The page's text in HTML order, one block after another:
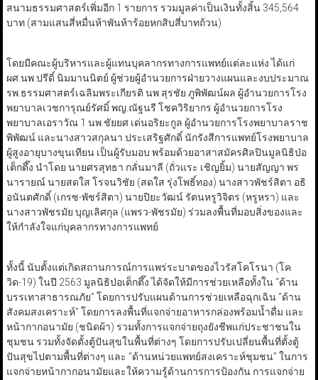
สนามธรรมศาสตร์เพิ่มอีก 1 รายการ รวมมูลค่าเป็นเงินทั้งสิ้น 345,564
บาท (สามแสนสี่หมื่นห้าพันห้าร้อยหกสิบสี่บาทถ้วน)
โดยมีคณะผู้บริหารและผู้แทนบุคลากรทางการแพทย์แต่ละแห่ง ได้แก่
ผศ.นพ.ปรีดิ์ นิมมานนิตย์ ผู้ช่วยผู้อำนวยการฝ่ายวางแผนและงบประมาณ
รพ.ธรรมศาสตร์เฉลิมพระเกียรติ นพ.สุรชัย ภูพิพัฒน์ผล ผู้อำนวยการโรง
พยาบาลเวชการุณย์รัศมิ์ พญ.ณัฐนรี โชควิริยากร ผู้อำนวยการโรง
พยาบาลเอราวัณ 1 นพ.ชัยยศ เด่นอริยะกูล ผู้อำนวยการโรงพยาบาลราช
พิพัฒน์ และนางสาวสกุลนา ประเสริฐศักดิ์ นักรังสีการแพทย์โรงพยาบาล
ผู้สูงอายุบางขุนเทียน เป็นผู้รับมอบ พร้อมด้วยอาสาสมัครศิลปินมูลนิธิป่อ
เต็กตึ๊ง นำโดย นายศรสุทธา กลั่นมาลี (ถั่วแระ เชิญยิ้ม) นายสัญญา พร
นารายณ์ นายสดใส โรจนวิชัย (สดใส รุ่งโพธิ์ทอง) นางสาวพัชร์สิตา อธิ
อนันตศักดิ์ (เกรซ-พัชร์สิตา) นายปิยะวัฒน์ รัตนหรูวิจิตร (หรูหรา) และ
นางสาวพัชรมัย บุญเลิศกุล (แพรว-พัชรมัย) ร่วมลงพื้นที่มอบสิ่งของและ
ให้กำลังใจแก่บุคลากรทางการแพทย์
ทั้งนี้ นับตั้งแต่เกิดสถานการณ์การแพร่ระบาดของไวรัสโคโรนา (โค
วิด-19) ในปี 2563 มูลนิธิป่อเต็กตึ๊ง ได้จัดให้มีการช่วยเหลือทั้งใน “ด้าน
บรรเทาสาธารณภัย” โดยการปรับแผนด้านการช่วยเหลือฉุกเฉิน “ด้าน
สังคมสงเคราะห์” โดยการลงพื้นที่แจกจ่ายอาหารกล่องพร้อมน้ำดื่ม และ
หน้ากากอนามัย (ชนิดผ้า) รวมทั้งการแจกจ่ายถุงยังชีพแก่ประชาชนใน
ชุมชน รวมทั้งจัดตั้งตู้ปันสุขในพื้นที่ต่างๆ โดยการปรับเปลี่ยนพื้นที่ตั้งตู้
ปันสุขไปตามพื้นที่ต่างๆ และ “ด้านหน่วยแพทย์สงเคราะห์ชุมชน” ในการ
แจกจ่ายหน้ากากอนามัยและให้ความรู้ด้านการการป้องกัน การแจกจ่าย